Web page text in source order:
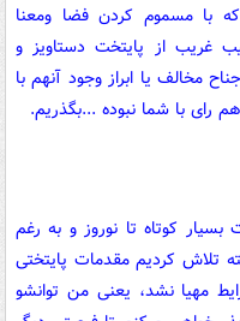
با مسموم کردن فضا ومعنا
غریب از پایتخت دستاویز و
مخالف یا ابراز وجود آنهم با
رای با شما نبوده ...بگذریم.
کوتاه تا نوروز و به رغم
تلاش کردیم مقدمات پایتختی
مهیا نشد، یعنی من توانشو